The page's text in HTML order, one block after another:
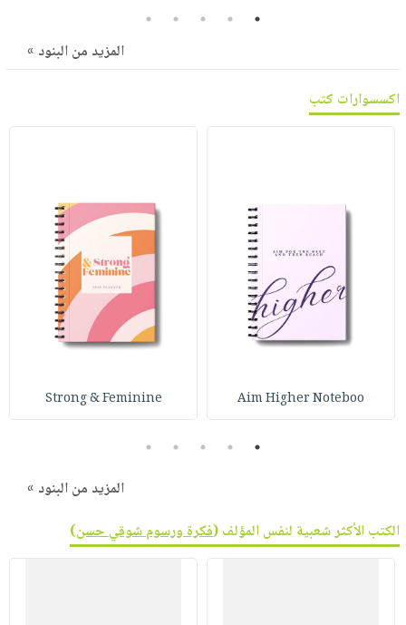
مناسباتيتكرر
طرحها
خدمات
نشرة
الإصدارات
1
2
3
4
5
المزيد من البنود »
اكسسوارات كتب
Aim Higher Noteboo
Strong & Feminine
1
2
3
4
5
المزيد من البنود »
الكتب الأكثر شعبية لنفس المؤلف (فكرة ورسوم شوقي حسن)